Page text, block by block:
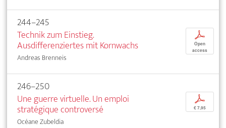
244–245
Technik zum Einstieg.
Ausdifferenziertes mit Kornwachs
Andreas Brenneis
p
Open
access
246–250
Une guerre virtuelle. Un emploi
stratégique controversé
Océane Zubeldia
p
€ 7,95